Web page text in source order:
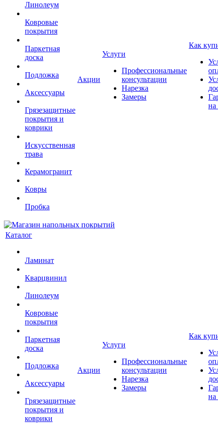
Линолеум
Ковровые
покрытия
Паркетная
доска
Подложка
Аксессуары
Грязезащитные
покрытия и
коврики
Искусственная
трава
Керамогранит
Ковры
Пробка
Акции
Услуги
Профессиональные
консультации
Нарезка
Замеры
Как
на
Каталог
Ламинат
Кварцвинил
Линолеум
Ковровые
покрытия
Паркетная
доска
Подложка
Аксессуары
Грязезащитные
покрытия и
коврики
Акции
Услуги
Профессиональные
консультации
Нарезка
Замеры
Как
на